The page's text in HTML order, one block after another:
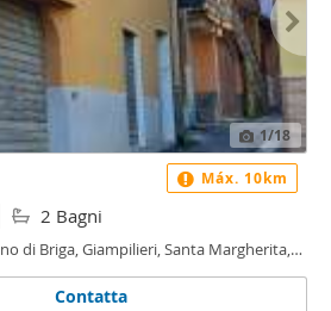
1/18
2 Bagni
di Briga, Giampilieri, Santa Margherita,
Contatta
Máx. 10km